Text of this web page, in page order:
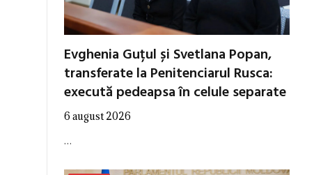
Evghenia Guțul și Svetlana Popan,
transferate la Penitenciarul Rusca:
execută pedeapsa în celule separate
6 august 2026
…